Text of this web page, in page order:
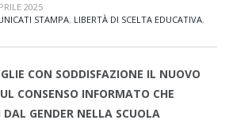
2025
STAMPA, LIBERTÀ DI SCELTA EDUCATIVA,
CON SODDISFAZIONE IL NUOVO
CONSENSO INFORMATO CHE
GENDER NELLA SCUOLA